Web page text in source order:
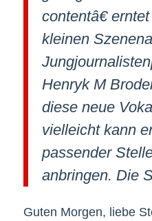
contentâ€
kleinen
Henryk M
diese neue
vielleicht kann
passender
anbringen. Die
Guten Morgen, liebe